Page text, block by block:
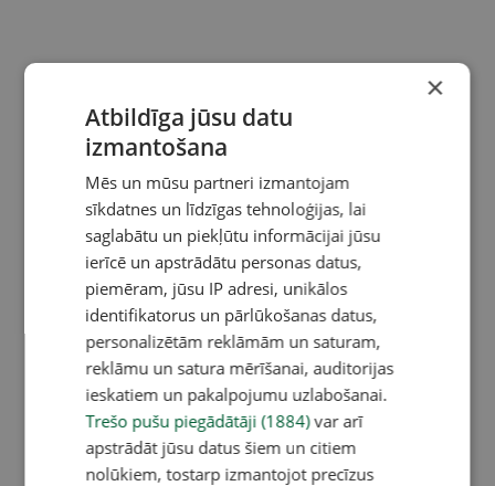
×
Atbildīga jūsu datu
izmantošana
Mēs un mūsu partneri izmantojam
sīkdatnes un līdzīgas tehnoloģijas, lai
saglabātu un piekļūtu informācijai jūsu
ierīcē un apstrādātu personas datus,
piemēram, jūsu IP adresi, unikālos
identifikatorus un pārlūkošanas datus,
personalizētām reklāmām un saturam,
reklāmu un satura mērīšanai, auditorijas
ieskatiem un pakalpojumu uzlabošanai.
Trešo pušu piegādātāji (1884)var arī
apstrādāt jūsu datus šiem un citiem
nolūkiem, tostarp izmantojot precīzus